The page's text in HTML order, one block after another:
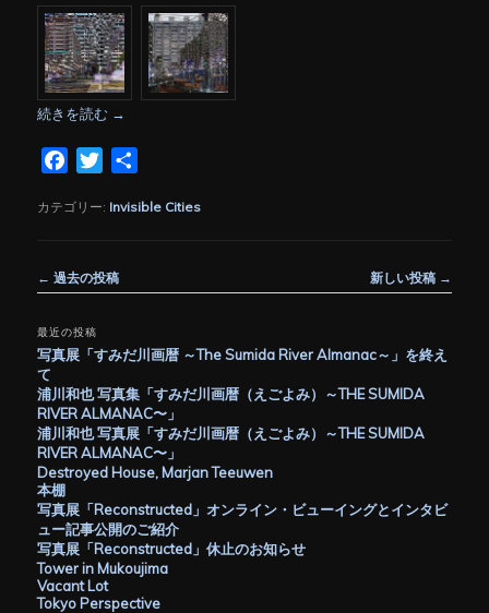
続きを読む →
FacebookTwitter
カテゴリー: Invisible Cities
稿
ビ
ゲ
ー
シ
ョ
ン
← 過去の投稿 新しい投稿 →
最近の投稿
写真展「すみだ川画暦 ～The Sumida River Almanac～」を終え
て
浦川和也 写真集「すみだ川画暦（えごよみ）～THE SUMIDA
RIVER ALMANAC〜」
浦川和也 写真展「すみだ川画暦（えごよみ）～THE SUMIDA
RIVER ALMANAC〜」
Destroyed House, Marjan Teeuwen
本棚
写真展「Reconstructed」オンライン・ビューイングとインタビ
ュー記事公開のご紹介
写真展「Reconstructed」休止のお知らせ
Tower in Mukoujima
Vacant Lot
Tokyo Perspective